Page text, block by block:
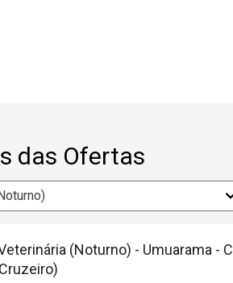
Trabalho
possui um vasto leque de
profissional tem pleno domínio para
alimentos de origem animal, em
das Ofertas
(Noturno) - Umuarama -